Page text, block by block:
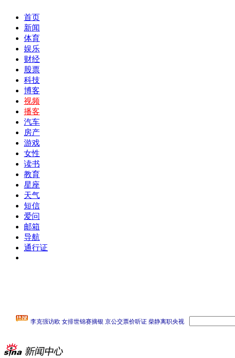
首页
新闻
体育
娱乐
财经
股票
科技
博客
视频
播客
汽车
房产
游戏
女性
读书
教育
星座
天气
短信
爱问
邮箱
导航
通行证